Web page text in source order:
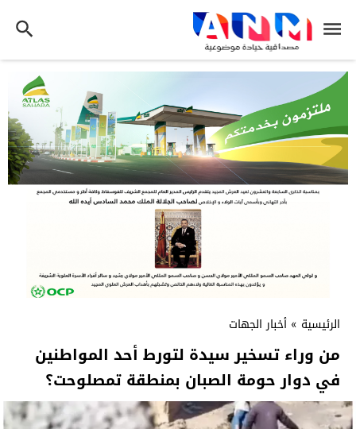
الرئيسية » أخبار الجهات
من وراء تسخير سيدة لتورط أحد المواطنين
في دوار حومة الصبان بمنطقة تمصلوحت؟